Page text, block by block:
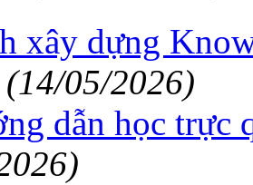
xây dựng
(14/05/2026)
dẫn học trực